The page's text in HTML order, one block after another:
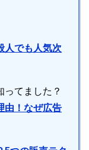
人でも人気次
ってました？
由！なぜ広告